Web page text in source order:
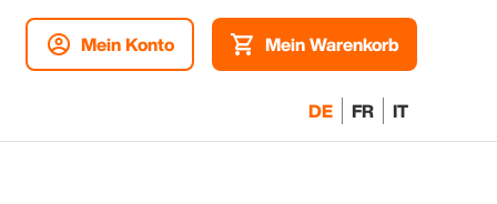
Mein Konto Mein Warenkorb
DE FR IT